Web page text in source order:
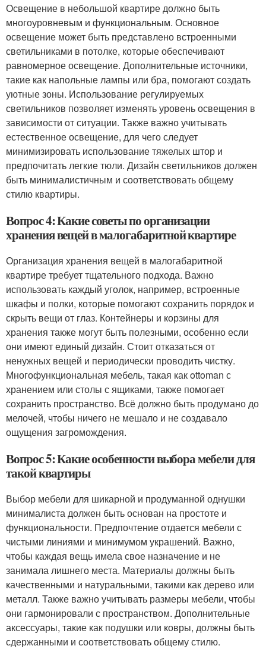
Освещение в небольшой квартире должно быть
многоуровневым и функциональным. Основное
освещение может быть представлено встроенными
светильниками в потолке, которые обеспечивают
равномерное освещение. Дополнительные источники,
такие как напольные лампы или бра, помогают создать
уютные зоны. Использование регулируемых
светильников позволяет изменять уровень освещения в
зависимости от ситуации. Также важно учитывать
естественное освещение, для чего следует
минимизировать использование тяжелых штор и
предпочитать легкие тюли. Дизайн светильников должен
быть минималистичным и соответствовать общему
стилю квартиры.
Вопрос 4: Какие советы по организации
хранения вещей в малогабаритной квартире
Организация хранения вещей в малогабаритной
квартире требует тщательного подхода. Важно
использовать каждый уголок, например, встроенные
шкафы и полки, которые помогают сохранить порядок и
скрыть вещи от глаз. Контейнеры и корзины для
хранения также могут быть полезными, особенно если
они имеют единый дизайн. Стоит отказаться от
ненужных вещей и периодически проводить чистку.
Многофункциональная мебель, такая как ottoman с
хранением или столы с ящиками, также помогает
сохранить пространство. Всё должно быть продумано до
мелочей, чтобы ничего не мешало и не создавало
ощущения загромождения.
Вопрос 5: Какие особенности выбора мебели для
такой квартиры
Выбор мебели для шикарной и продуманной однушки
минималиста должен быть основан на простоте и
функциональности. Предпочтение отдается мебели с
чистыми линиями и минимумом украшений. Важно,
чтобы каждая вещь имела свое назначение и не
занимала лишнего места. Материалы должны быть
качественными и натуральными, такими как дерево или
металл. Также важно учитывать размеры мебели, чтобы
они гармонировали с пространством. Дополнительные
аксессуары, такие как подушки или ковры, должны быть
сдержанными и соответствовать общему стилю.